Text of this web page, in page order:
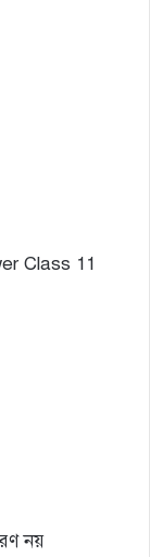
Class 11
নয়